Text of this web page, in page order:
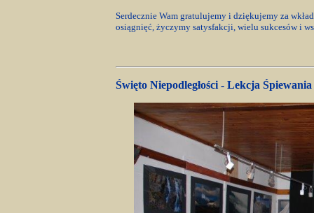
Serdecznie Wam gratulujemy i dziękujemy za
osiągnięć, życzymy satysfakcji, wielu sukcesów i
Święto Niepodległości - Lekcja